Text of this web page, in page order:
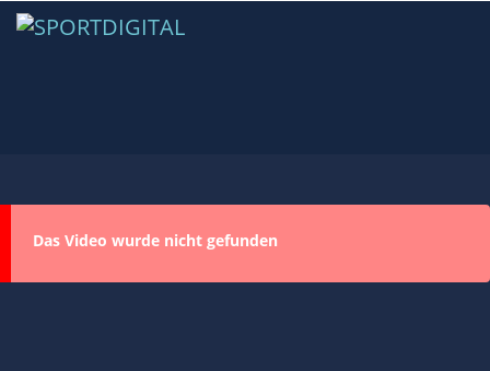
Das Video wurde nicht gefunden